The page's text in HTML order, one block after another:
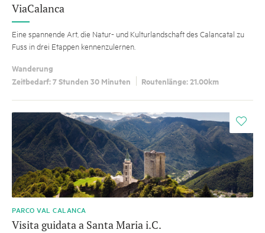
ViaCalanca
Eine spannende Art, die Natur- und Kulturlandschaft des Calancatal zu
Fuss in drei Etappen kennenzulernen.
Wanderung
Zeitbedarf: 7 Stunden 30 Minuten
Routenlänge: 21.00km
i
PARCO VAL CALANCA
Visita guidata a Santa Maria i.C.